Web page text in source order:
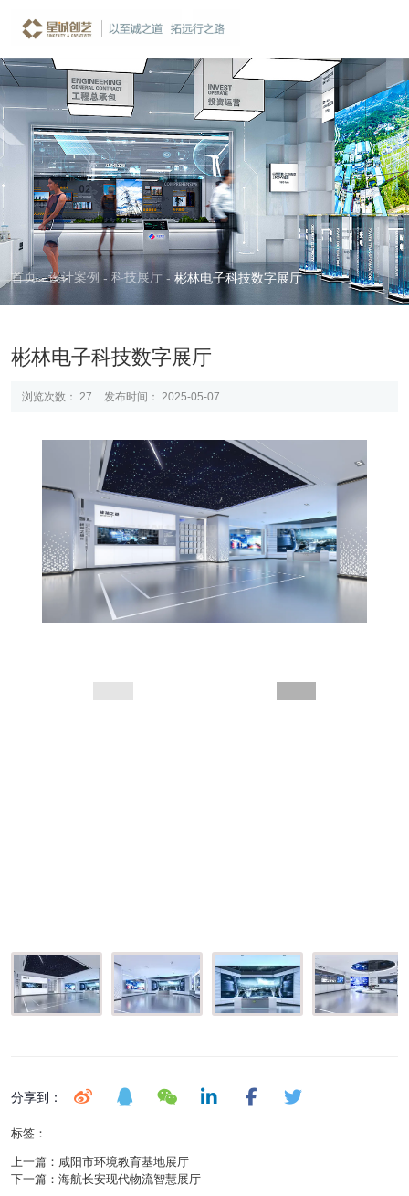
案例详情
CASE
首页-设计案例 - 科技展厅 - 彬林电子科技数字展厅
彬林电子科技数字展厅
浏览次数： 27 发布时间： 2025-05-07
分享到：
标签：
上一篇： 咸阳市环境教育基地展厅
下一篇： 海航长安现代物流智慧展厅